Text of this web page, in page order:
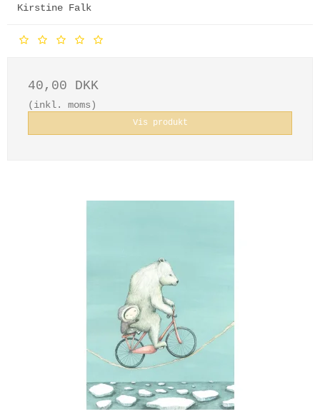
Kirstine Falk
40,00 DKK
(inkl. moms)
Vis produkt